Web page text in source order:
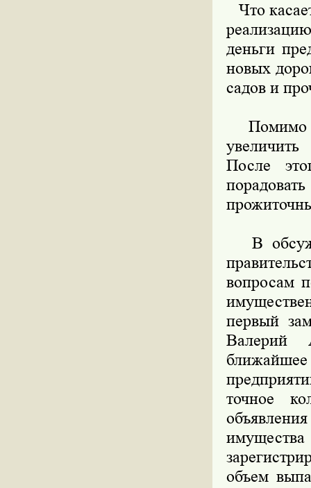
Что
деньги
новых
садов и
Помимо
После
В
вопросам
первый
Валерий
ближайшее
точное
объем